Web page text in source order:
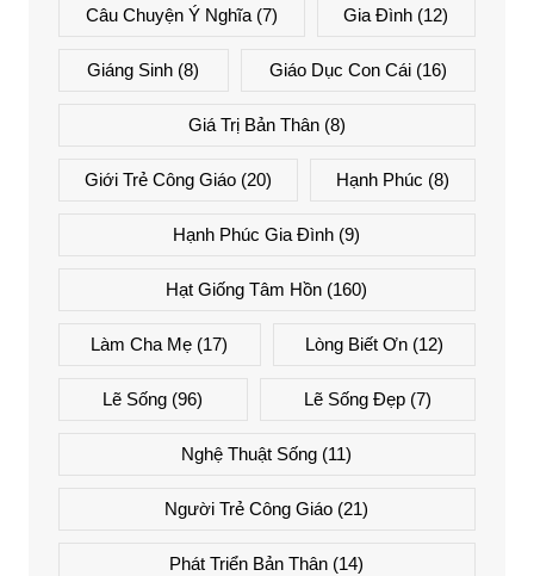
Câu Chuyện Ý Nghĩa(7) Gia Đình (12)
Giáng Sinh (8) Giáo Dục Con Cái(16)
Giá Trị Bản Thân(8)
Giới Trẻ Công Giáo(20) Hạnh Phúc (8)
Hạnh Phúc Gia Đình (9)
Hạt Giống Tâm Hồn (160)
Làm Cha Mẹ (17) Lòng Biết Ơn(12)
Lẽ Sống (96) Lẽ Sống Đẹp(7)
Nghệ Thuật Sống (11)
Người Trẻ Công Giáo (21)
Phát Triển Bản Thân (14)